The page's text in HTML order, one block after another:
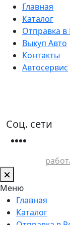
Главная
Каталог
Отправка
Выкуп Авто
Контакты
Автосервис
Соц. сети
Меню
Главная
Каталог